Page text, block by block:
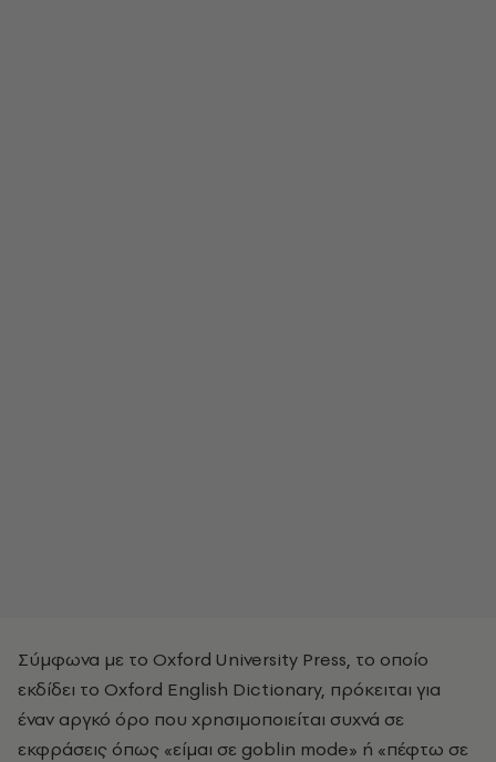
Σύμφωνα με το Oxford University Press, το οποίο
εκδίδει το Oxford English Dictionary, πρόκειται για
έναν αργκό όρο που χρησιμοποιείται συχνά σε
εκφράσεις όπως «είμαι σε goblin mode» ή «πέφτω σε